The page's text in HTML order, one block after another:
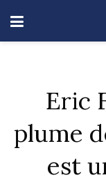
Eric
plume
est